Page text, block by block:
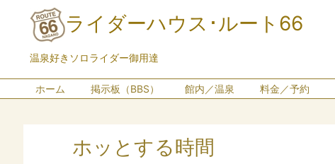
ライダーハウス･ルート66
温泉好きソロライダー御用達
ホーム 掲示板（BBS） 館内／温泉 料金／予約
ホッとする時間